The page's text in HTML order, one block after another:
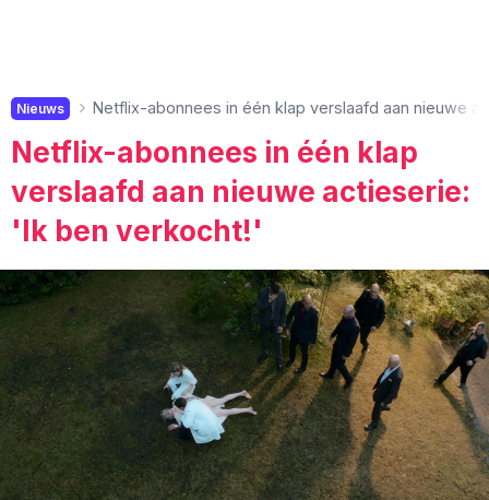
Nieuws Netflix-abonnees in één klap verslaafd aan nieuwe
Netflix-abonnees in één klap
verslaafd aan nieuwe actieserie:
'Ik ben verkocht!'